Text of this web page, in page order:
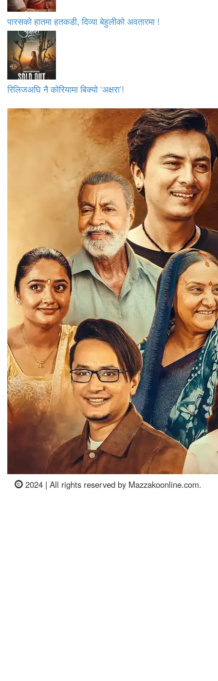
पारसको हातमा हतकडी, दिव्या बेहुलीको अवतारमा !
रिलिजअघि नै कोरियामा बिक्यो ‘अक्षरा’!
2024 | All rights reserved by Mazzakoonline.com.